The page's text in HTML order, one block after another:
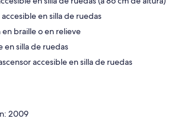
en silla de ruedas
en braille o en relieve
en silla de ruedas
accesible en silla de ruedas
2009